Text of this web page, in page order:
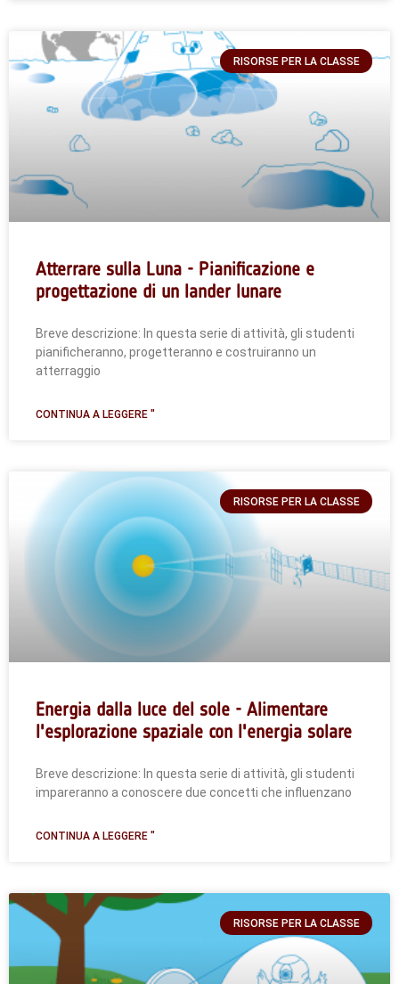
RISORSE PER LA CLASSE
Atterrare sulla Luna - Pianificazione e
progettazione di un lander lunare
Breve descrizione: In questa serie di attività, gli studenti
pianificheranno, progetteranno e costruiranno un
atterraggio
CONTINUA A LEGGERE "
RISORSE PER LA CLASSE
Energia dalla luce del sole - Alimentare
l'esplorazione spaziale con l'energia solare
Breve descrizione: In questa serie di attività, gli studenti
impareranno a conoscere due concetti che influenzano
CONTINUA A LEGGERE "
RISORSE PER LA CLASSE